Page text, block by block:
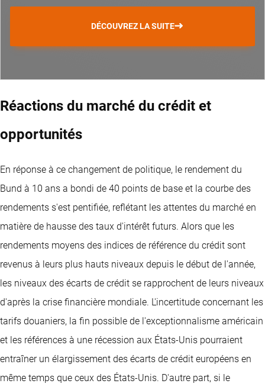
DÉCOUVREZ LA SUITE
Réactions du marché du crédit et
opportunités
En réponse à ce changement de politique, le rendement du
Bund à 10 ans a bondi de 40 points de base et la courbe des
rendements s'est pentifiée, reflétant les attentes du marché en
matière de hausse des taux d'intérêt futurs. Alors que les
rendements moyens des indices de référence du crédit sont
revenus à leurs plus hauts niveaux depuis le début de l'année,
les niveaux des écarts de crédit se rapprochent de leurs niveaux
d'après la crise financière mondiale. L'incertitude concernant les
tarifs douaniers, la fin possible de l'exceptionnalisme américain
et les références à une récession aux États-Unis pourraient
entraîner un élargissement des écarts de crédit européens en
même temps que ceux des États-Unis. D'autre part, si le